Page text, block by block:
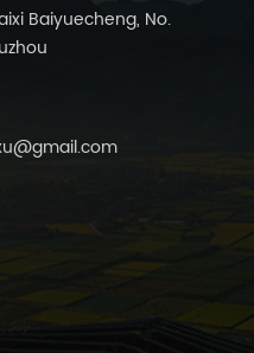
Baiyuecheng, No.